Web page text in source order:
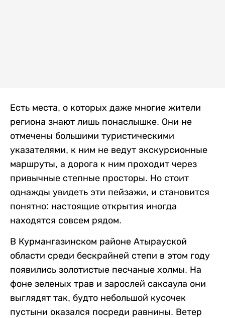
Есть места, о которых даже многие жители
региона знают лишь понаслышке. Они не
отмечены большими туристическими
указателями, к ним не ведут экскурсионные
маршруты, а дорога к ним проходит через
привычные степные просторы. Но стоит
однажды увидеть эти пейзажи, и становится
понятно: настоящие открытия иногда
находятся совсем рядом.
В Курмангазинском районе Атырауской
области среди бескрайней степи в этом году
появились золотистые песчаные холмы. На
фоне зеленых трав и зарослей саксаула они
выглядят так, будто небольшой кусочек
пустыни оказался посреди равнины. Ветер